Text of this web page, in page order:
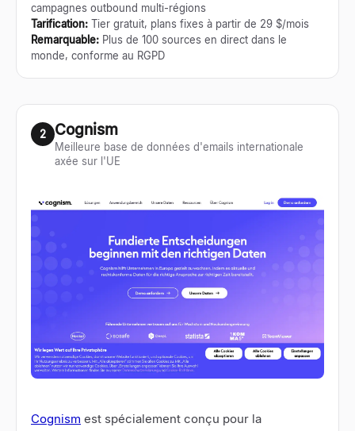
campagnes outbound multi-régions
Tarification: Tier gratuit, plans fixes à partir de 29 $/mois
Remarquable: Plus de 100 sources en direct dans le
monde, conforme au RGPD
2 Cognism
Meilleure base de données d'emails internationale
axée sur l'UE
Cognism est spécialement conçu pour la